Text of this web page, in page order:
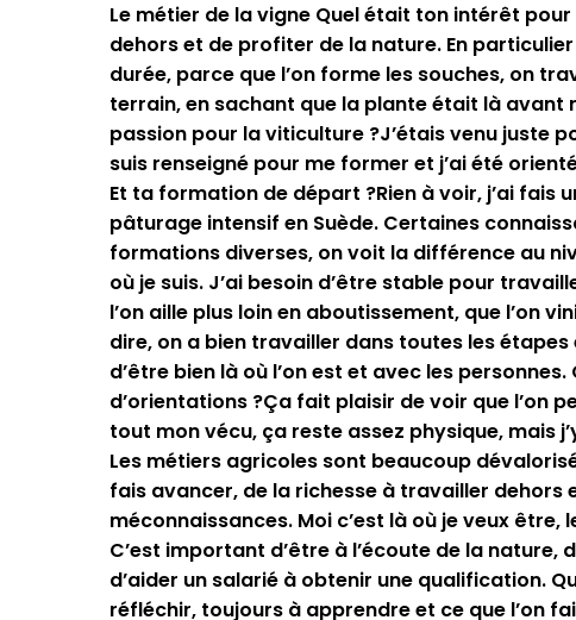
Le métier de la vigne Quel était ton intérêt
dehors et de profiter de la nature. En
durée, parce que l’on forme les souches, on
terrain, en sachant que la plante était là avant
passion pour la viticulture ?J’étais venu juste
suis renseigné pour me former et j’ai été
Et ta formation de départ ?Rien à voir, j’ai fais
pâturage intensif en Suède. Certaines
formations diverses, on voit la différence au
où je suis. J’ai besoin d’être stable pour
l’on aille plus loin en aboutissement, que l’on
dire, on a bien travailler dans toutes les
d’être bien là où l’on est et avec les
d’orientations ?Ça fait plaisir de voir que l’on
tout mon vécu, ça reste assez physique, mais
Les métiers agricoles sont beaucoup
fais avancer, de la richesse à travailler dehors
méconnaissances. Moi c’est là où je veux
C’est important d’être à l’écoute de la nature,
d’aider un salarié à obtenir une qualification.
réfléchir, toujours à apprendre et ce que l’on